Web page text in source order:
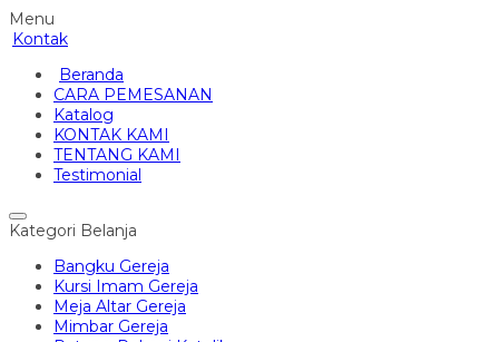
Menu
Kontak
Beranda
CARA PEMESANAN
Katalog
KONTAK KAMI
TENTANG KAMI
Testimonial
Kategori Belanja
Bangku Gereja
Kursi Imam Gereja
Meja Altar Gereja
Mimbar Gereja